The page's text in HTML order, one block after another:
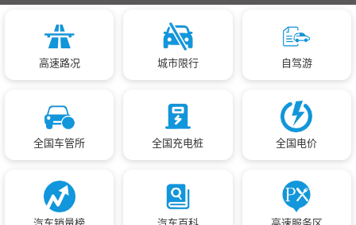
高速路况 城市限行 自驾游
全国车管所 全国充电桩 全国电价